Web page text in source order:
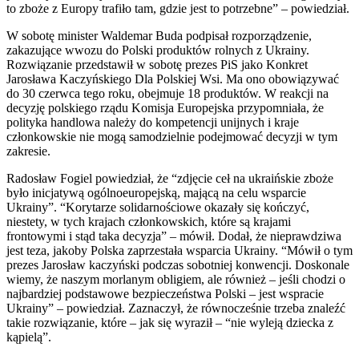
to zboże z Europy trafiło tam, gdzie jest to potrzebne” – powiedział.
W sobotę minister Waldemar Buda podpisał rozporządzenie,
zakazujące wwozu do Polski produktów rolnych z Ukrainy.
Rozwiązanie przedstawił w sobotę prezes PiS jako Konkret
Jarosława Kaczyńskiego Dla Polskiej Wsi. Ma ono obowiązywać
do 30 czerwca tego roku, obejmuje 18 produktów. W reakcji na
decyzję polskiego rządu Komisja Europejska przypomniała, że
polityka handlowa należy do kompetencji unijnych i kraje
członkowskie nie mogą samodzielnie podejmować decyzji w tym
zakresie.
Radosław Fogiel powiedział, że “zdjęcie ceł na ukraińskie zboże
było inicjatywą ogólnoeuropejską, mającą na celu wsparcie
Ukrainy”. “Korytarze solidarnościowe okazały się kończyć,
niestety, w tych krajach członkowskich, które są krajami
frontowymi i stąd taka decyzja” – mówił. Dodał, że nieprawdziwa
jest teza, jakoby Polska zaprzestała wsparcia Ukrainy. “Mówił o tym
prezes Jarosław kaczyński podczas sobotniej konwencji. Doskonale
wiemy, że naszym morlanym obligiem, ale również – jeśli chodzi o
najbardziej podstawowe bezpieczeństwa Polski – jest wspracie
Ukrainy” – powiedział. Zaznaczył, że równocześnie trzeba znaleźć
takie rozwiązanie, które – jak się wyraził – “nie wyleją dziecka z
kąpielą”.